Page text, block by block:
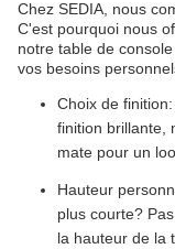
Chez SEDIA, nous
C'est pourquoi nous
notre table de
vos besoins
Choix de
finition brillante,
mate pour un
Hauteur
plus courte?
la hauteur de la